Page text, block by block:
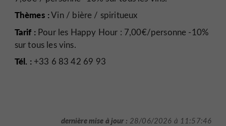
Thèmes :Vin / bière / spiritueux
Tarif :Pour les Happy Hour : 7,00€/personne -10%
sur tous les vins.
Tél. :+33 6 83 42 69 93
dernière mise à jour : 28/06/2026 à 11:57:46